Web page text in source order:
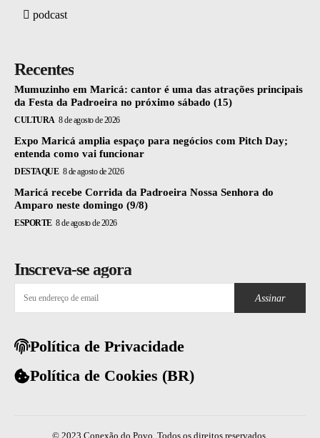
podcast
Recentes
Mumuzinho em Maricá: cantor é uma das atrações principais
da Festa da Padroeira no próximo sábado (15)
CULTURA 8 de agosto de 2026
Expo Maricá amplia espaço para negócios com Pitch Day;
entenda como vai funcionar
DESTAQUE 8 de agosto de 2026
Maricá recebe Corrida da Padroeira Nossa Senhora do
Amparo neste domingo (9/8)
ESPORTE 8 de agosto de 2026
Inscreva-se agora
Assinar
Política de Privacidade
Política de Cookies (BR)
© 2023 Conexão do Povo. Todos os direitos reservados.